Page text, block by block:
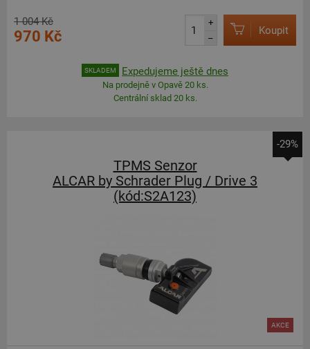
1 004 Kč
970 Kč
+
–
Koupit
SKLADEM Expedujeme ještě dnes
Na prodejně v Opavě 20 ks.
Centrální sklad 20 ks.
-29%
TPMS Senzor
ALCAR by Schrader Plug / Drive 3
(kód:S2A123)
AKCE